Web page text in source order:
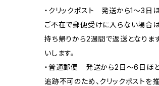
・クリックポスト 発送から1〜3日
ご不在で郵便受けに入らない場合
持ち帰りから2週間で返送となりま
いします。
・普通郵便 発送から2日〜6日ほど
追跡不可のため、クリックポストを